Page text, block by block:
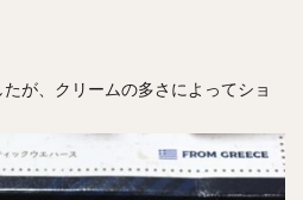
が、クリームの多さによってショ